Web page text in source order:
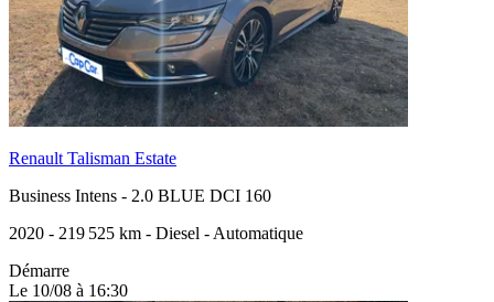
Renault Talisman Estate
Business Intens - 2.0 BLUE DCI 160
2020 - 219 525 km - Diesel - Automatique
Démarre
Le 10/08 à 16:30